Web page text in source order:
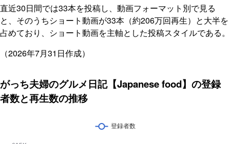
直近30日間では33本を投稿し、動画フォーマット別で見る
と、そのうちショート動画が33本（約206万回再生）と大半を
占めており、ショート動画を主軸とした投稿スタイルである。
（2026年7月31日作成）
がっち夫婦のグルメ日記【Japanese food】の登録
者数と再生数の推移